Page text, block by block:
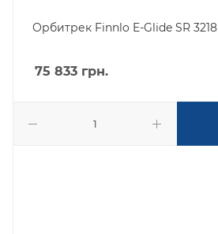
Орбитрек Finnlo E-Glide SR 3218
75 833 грн.